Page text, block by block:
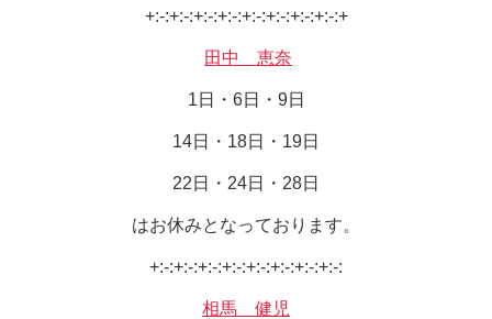
+:-:+:-:+:-:+:-:+:-:+:-:+:-:+:-:+
田中 恵奈
1日・6日・9日
14日・18日・19日
22日・24日・28日
はお休みとなっております。
+:-:+:-:+:-:+:-:+:-:+:-:+:-:+:-:
相馬 健児